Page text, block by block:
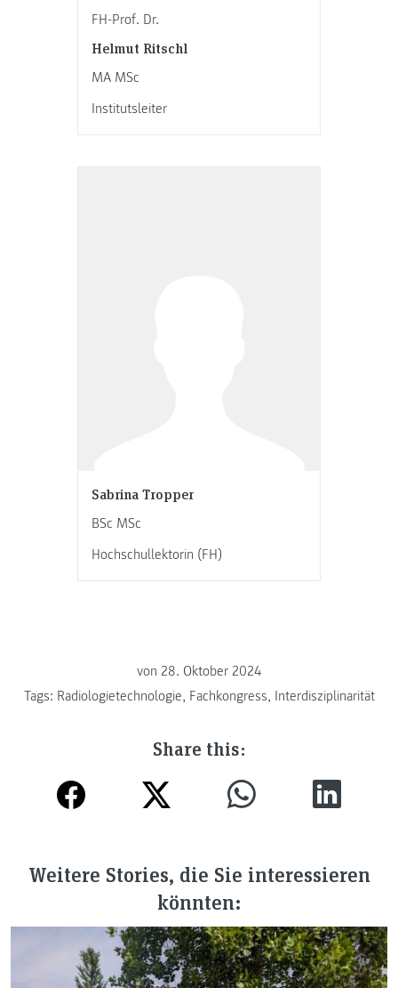
FH-Prof. Dr.
Helmut Ritschl
MA MSc
Institutsleiter
Sabrina Tropper
BSc MSc
Hochschullektorin (FH)
von 28. Oktober 2024
Tags: Radiologietechnologie, Fachkongress, Interdisziplinarität
Share this:
Weitere Stories, die Sie interessieren
könnten: